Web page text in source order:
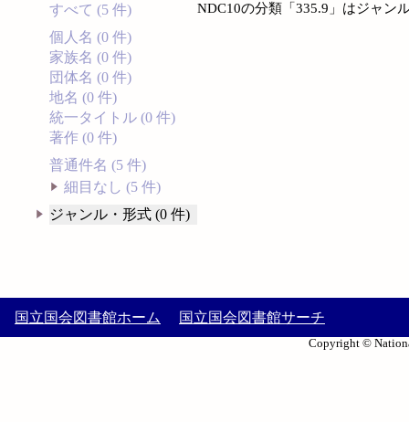
すべて (5 件)
個人名 (0 件)
家族名 (0 件)
団体名 (0 件)
地名 (0 件)
統一タイトル (0 件)
著作 (0 件)
普通件名 (5 件)
細目なし (5 件)
ジャンル・形式 (0 件)
NDC10の分類「335.9」はジャン
国立国会図書館ホーム 国立国会図書館サーチ
Copyright ©